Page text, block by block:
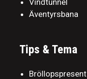
Äventyrsbana
Tips & Tema
Bröllopspresent